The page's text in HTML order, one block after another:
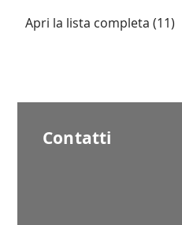
Apri la lista completa (11)
Contatti